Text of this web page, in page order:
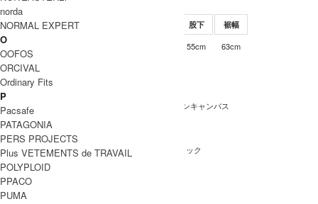
SIZE
サイズ ウエスト 股下 裾幅
55cm 63cm
INFORMATION
ブランド名
商品名 ロングキュロット リネンレーヨンキャンバス
型番
カラー 32 ベージュ , 25 レッド , 19 ブラック
素材
生産国
norda
NORMAL EXPERT
O
OOFOS
ORCIVAL
Ordinary Fits
P
Pacsafe
PATAGONIA
PERS PROJECTS
Plus VETEMENTS de TRAVAIL
POLYPLOID
PPACO
PUMA